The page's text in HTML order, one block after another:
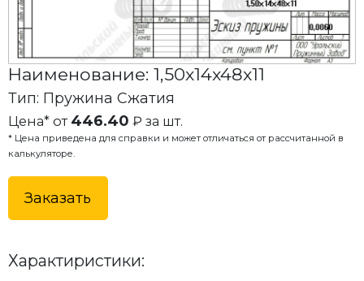
Наименование: 1,50x14x48x11
Тип: Пружина Сжатия
Цена* от 446.40 ₽ за шт.
* Цена приведена для справки и может отличаться от рассчитанной в
калькуляторе.
Заказать
Характиристики: